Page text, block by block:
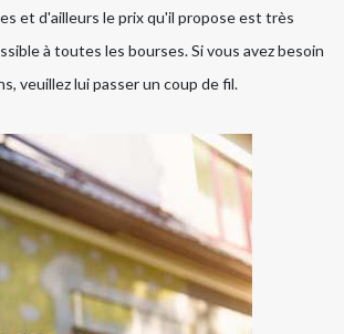
et d'ailleurs le prix qu'il propose est très
à toutes les bourses. Si vous avez besoin
veuillez lui passer un coup de fil.